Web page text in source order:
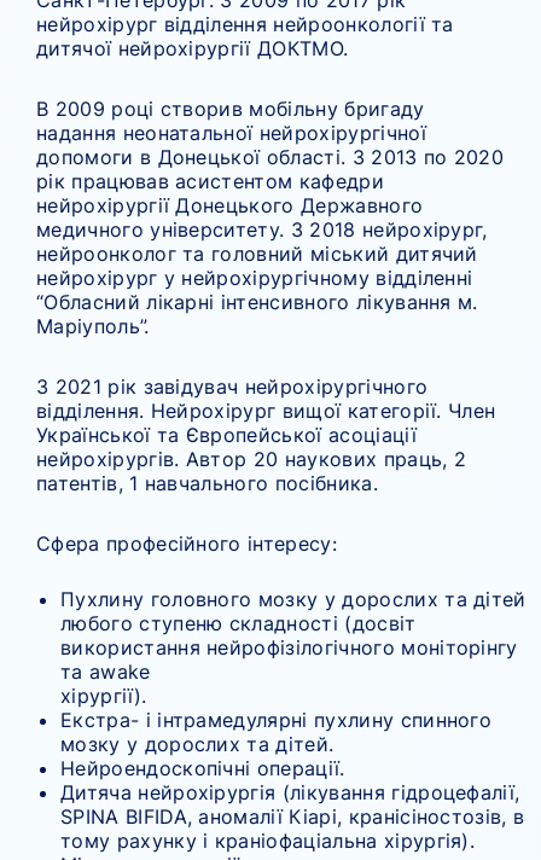
нейрохірург відділення нейроонкології та
дитячої нейрохірургії ДОКТМО.
В 2009 році створив мобільну бригаду
надання неонатальної нейрохірургічної
допомоги в Донецької області. З 2013 по 2020
рік працював асистентом кафедри
нейрохірургії Донецького Державного
медичного університету. З 2018 нейрохірург,
нейроонколог та головний міський дитячий
нейрохірург у нейрохірургічному відділенні
“Обласний лікарні інтенсивного лікування м.
Маріуполь”.
З 2021 рік завідувач нейрохірургічного
відділення. Нейрохірург вищої категорії. Член
Української та Європейської асоціації
нейрохірургів. Автор 20 наукових праць, 2
патентів, 1 навчального посібника.
Сфера професійного інтересу:
Пухлину головного мозку у дорослих та дітей
любого ступеню складності (досвіт
використання нейрофізілогічного моніторінгу
та awake
хірургії).
Екстра- і інтрамедулярні пухлину спинного
мозку у дорослих та дітей.
Нейроендоскопічні операції.
Дитяча нейрохірургія (лікування гідроцефалії,
SPINA BIFIDA, аномалії Кіарі, кранісіностозів, в
тому рахунку і краніофаціальна хірургія).